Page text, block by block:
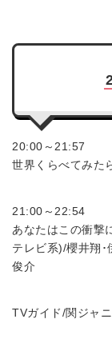
20:00～21:57
世界くらべてみた
21:00～22:54
あなたはこの衝撃
テレビ系)/櫻井翔･
俊介
TVガイド/関ジャ